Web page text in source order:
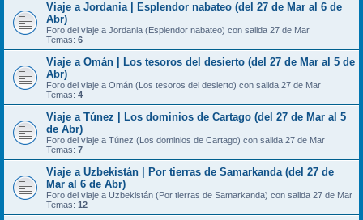
Viaje a Jordania | Esplendor nabateo (del 27 de Mar al 6 de
Abr)
Foro del viaje a Jordania (Esplendor nabateo) con salida 27 de Mar
Temas: 6
Viaje a Omán | Los tesoros del desierto (del 27 de Mar al 5 de
Abr)
Foro del viaje a Omán (Los tesoros del desierto) con salida 27 de Mar
Temas: 4
Viaje a Túnez | Los dominios de Cartago (del 27 de Mar al 5
de Abr)
Foro del viaje a Túnez (Los dominios de Cartago) con salida 27 de Mar
Temas: 7
Viaje a Uzbekistán | Por tierras de Samarkanda (del 27 de
Mar al 6 de Abr)
Foro del viaje a Uzbekistán (Por tierras de Samarkanda) con salida 27 de Mar
Temas: 12